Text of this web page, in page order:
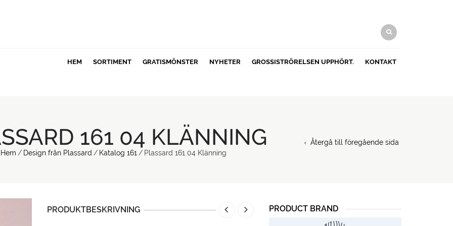
HEM SORTIMENT GRATISMÖNSTER NYHETER GROSSISTRÖRELSEN UPPHÖRT. KONTAKT
161 04 KLÄNNING
Hem / Design från Plassard / Katalog 161 / Plassard 161 04 Klänning
Återgå till föregående sida
PRODUKTBESKRIVNING PRODUCT BRAND